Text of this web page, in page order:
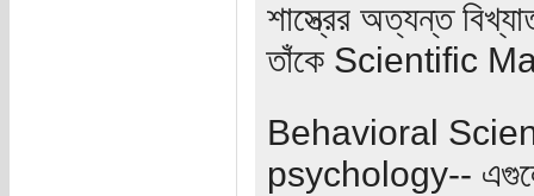
শাস্ত্রের অত্যন্ত
তাঁকে Scientific
Behavioral
psychology‎-- এগুলো